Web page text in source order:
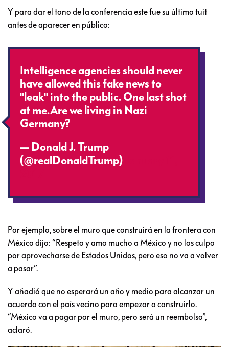
Y para dar el tono de la conferencia este fue su último tuit
antes de aparecer en público:
Intelligence agencies should never
have allowed this fake news to
"leak" into the public. One last shot
at me.Are we living in Nazi
Germany?
— Donald J. Trump
(@realDonaldTrump)
Por ejemplo, sobre el muro que construirá en la frontera con
México dijo: “Respeto y amo mucho a México y no los culpo
por aprovecharse de Estados Unidos, pero eso no va a volver
a pasar”.
Y añadió que no esperará un año y medio para alcanzar un
acuerdo con el país vecino para empezar a construirlo.
“México va a pagar por el muro, pero será un reembolso”,
aclaró.